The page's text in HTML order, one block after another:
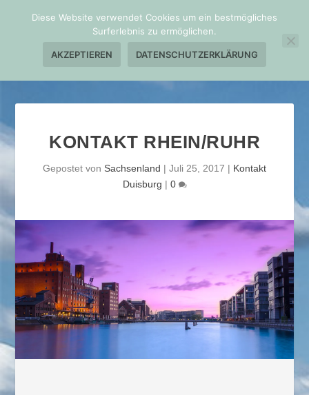
KONTAKT RHEIN/RUHR
Gepostet von Sachsenland | Juli 25, 2017 | Kontakt
Duisburg | 0
Diese Website verwendet Cookies um ein bestmögliches
Surferlebnis zu ermöglichen.
AKZEPTIEREN DATENSCHUTZERKLÄRUNG